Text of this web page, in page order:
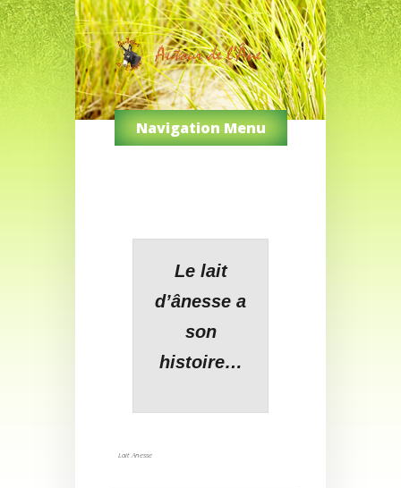
Navigation Menu
Le lait
d’ânesse a
son
histoire…
Lait Anesse